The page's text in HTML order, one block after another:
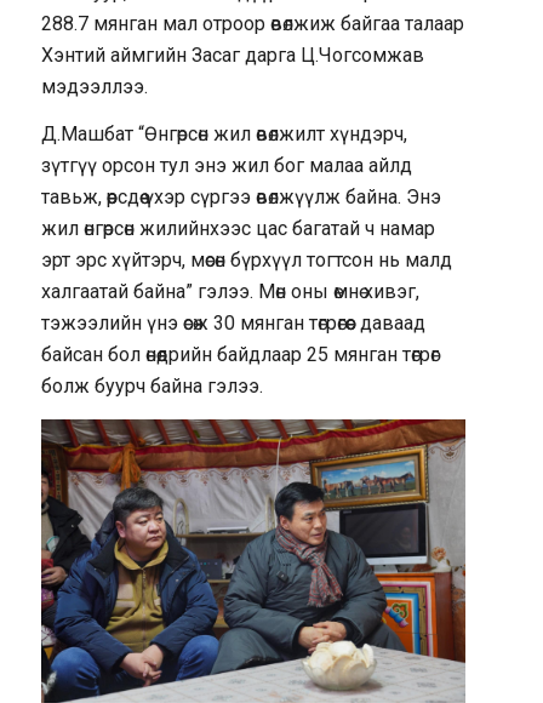
288.7 мянган мал отроор өвөлжиж байгаа талаар
Хэнтий аймгийн Засаг дарга Ц.Чогсомжав
мэдээллээ.
Д.Машбат “Өнгөрсөн жил өвөлжилт хүндэрч,
зүтгүү орсон тул энэ жил бог малаа айлд
тавьж, өөрсдөө үхэр сүргээ өвөлжүүлж байна. Энэ
жил өнгөрсөн жилийнхээс цас багатай ч намар
эрт эрс хүйтэрч, мөсөн бүрхүүл тогтсон нь малд
халгаатай байна” гэлээ. Мөн оны өмнө хивэг,
тэжээлийн үнэ өсөж 30 мянган төгрөгөөс даваад
байсан бол өнөөдрийн байдлаар 25 мянган төгрөг
болж буурч байна гэлээ.